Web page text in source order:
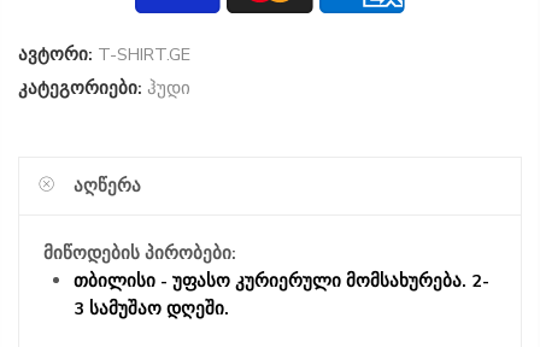
ავტორი: T-SHIRT.GE
კატეგორიები: ჰუდი
ᲐᲦᲬᲔᲠᲐ
მიწოდების პირობები:
თბილისი - უფასო კურიერული მომსახურება. 2-
3 სამუშაო დღეში.